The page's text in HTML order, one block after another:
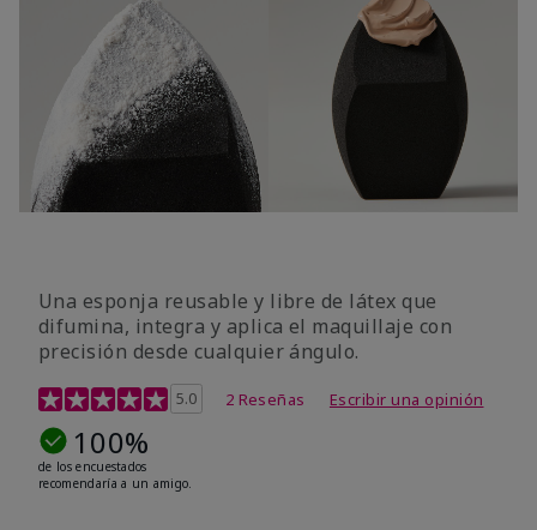
Una esponja reusable y libre de látex que
difumina, integra y aplica el maquillaje con
precisión desde cualquier ángulo.
Calificación de clientes de 5 de 5
5.0 2 Reseñas Escribir una opinión
100%
de los encuestados
recomendaría a un amigo.